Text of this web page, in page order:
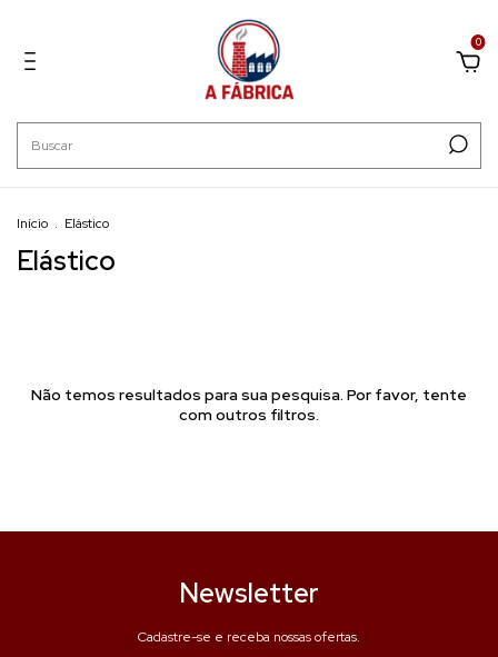
0
Início . Elástico
Elástico
Não temos resultados para sua pesquisa. Por favor, tente
com outros filtros.
Newsletter
Cadastre-se e receba nossas ofertas.